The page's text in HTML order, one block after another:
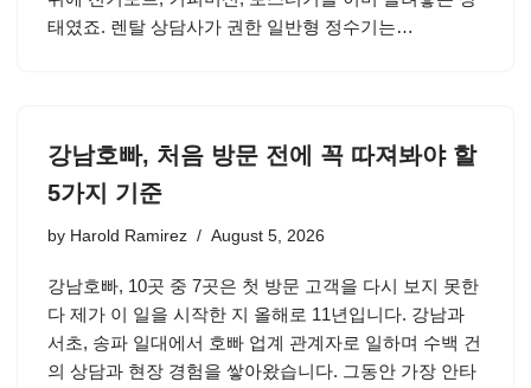
태였죠. 렌탈 상담사가 권한 일반형 정수기는…
강남호빠, 처음 방문 전에 꼭 따져봐야 할
5가지 기준
by Harold Ramirez August 5, 2026
강남호빠, 10곳 중 7곳은 첫 방문 고객을 다시 보지 못한
다 제가 이 일을 시작한 지 올해로 11년입니다. 강남과
서초, 송파 일대에서 호빠 업계 관계자로 일하며 수백 건
의 상담과 현장 경험을 쌓아왔습니다. 그동안 가장 안타